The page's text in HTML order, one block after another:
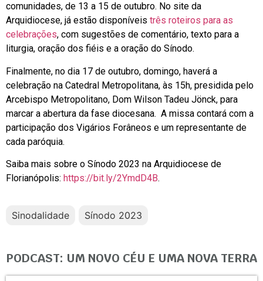
comunidades, de 13 a 15 de outubro. No site da
Arquidiocese, já estão disponíveis três roteiros para as
celebrações, com sugestões de comentário, texto para a
liturgia, oração dos fiéis e a oração do Sínodo.
Finalmente, no dia 17 de outubro, domingo, haverá a
celebração na Catedral Metropolitana, às 15h, presidida pelo
Arcebispo Metropolitano, Dom Wilson Tadeu Jönck, para
marcar a abertura da fase diocesana. A missa contará com a
participação dos Vigários Forâneos e um representante de
cada paróquia.
Saiba mais sobre o Sínodo 2023 na Arquidiocese de
Florianópolis: https://bit.ly/2YmdD4B.
Sinodalidade Sínodo 2023
PODCAST: UM NOVO CÉU E UMA NOVA TERRA